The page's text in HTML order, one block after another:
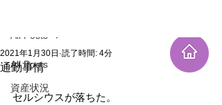
All Posts
資産状況
All Posts
通勤事情
2021年1月30日 読了時間: 4分
セルシウスが落ちた。